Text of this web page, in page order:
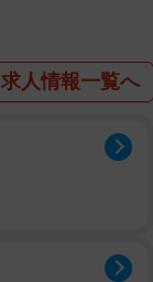
求人情報一覧へ